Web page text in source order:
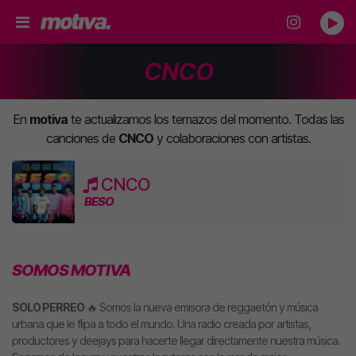
CNCO
En motivate actualizamos los temazos del momento. Todas las
canciones de CNCOy colaboraciones con artistas.
CNCO
BESO
SOMOS MOTIVA
SOLO PERREO 🔥 Somos la nueva emisora de reggaetón y música
urbana que le flipa a todo el mundo. Una radio creada por artistas,
productores y deejays para hacerte llegar directamente nuestra música.